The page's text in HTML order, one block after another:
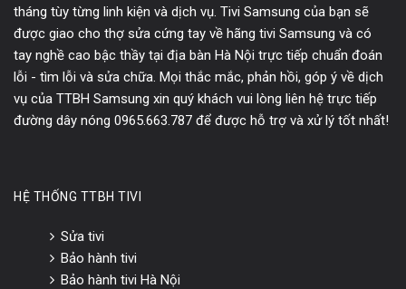
tháng tùy từng linh kiện và dịch vụ. Tivi Samsung của bạn sẽ
được giao cho thợ sửa cứng tay về hãng tivi Samsung và có
tay nghề cao bậc thầy tại địa bàn Hà Nội trực tiếp chuẩn đoán
lỗi - tìm lỗi và sửa chữa. Mọi thắc mắc, phản hồi, góp ý về dịch
vụ của TTBH Samsung xin quý khách vui lòng liên hệ trực tiếp
đường dây nóng 0965.663.787 để được hỗ trợ và xử lý tốt nhất!
HỆ THỐNG TTBH TIVI
Sửa tivi
Bảo hành tivi
Bảo hành tivi Hà Nội